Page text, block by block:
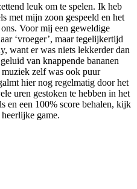
leuk om te spelen. Ik heb
met mijn zoon gespeeld en het
Voor mij een geweldige
‘vroeger’, maar tegelijkertijd
want er was niets lekkerder dan
van knappende bananen
zelf was ook puur
hier nog regelmatig door het
uren gestoken te hebben in het
en een 100% score behalen, kijk
game.